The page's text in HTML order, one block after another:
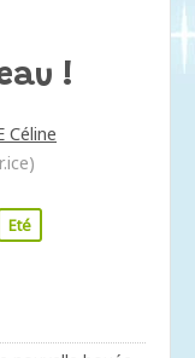
!
Céline
Eté